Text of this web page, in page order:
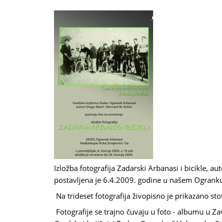
Izložba fotografija Zadarski Arbanasi i bicikle,
postavljena je 6.4.2009. godine u našem
Na trideset fotografija živopisno je prikazano
Fotografije se trajno čuvaju u foto - albumu u